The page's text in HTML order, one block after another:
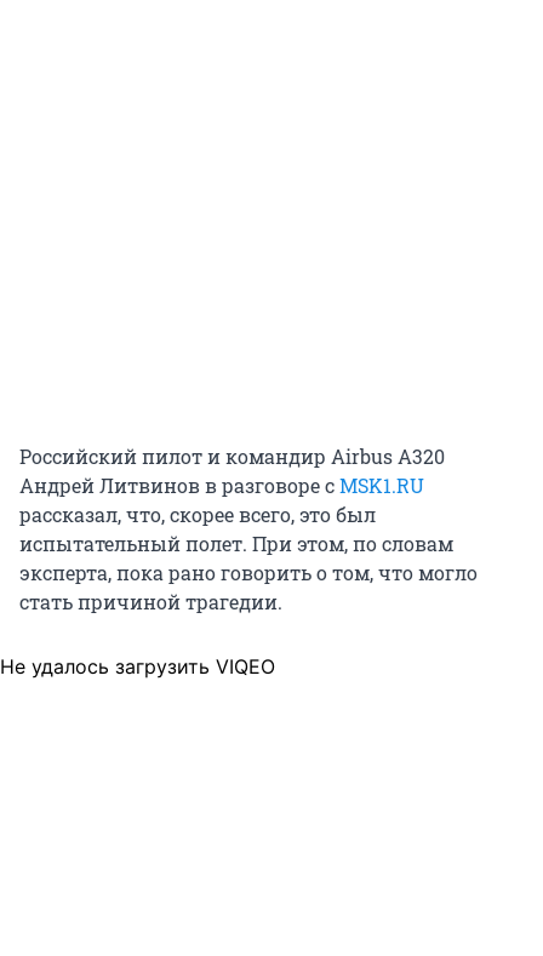
Российский пилот и командир Airbus A320
Андрей Литвинов в разговоре сMSK1.RU
рассказал, что, скорее всего, это был
испытательный полет. При этом, по словам
эксперта, пока рано говорить о том, что могло
стать причиной трагедии.
Не удалось загрузить VIQEO